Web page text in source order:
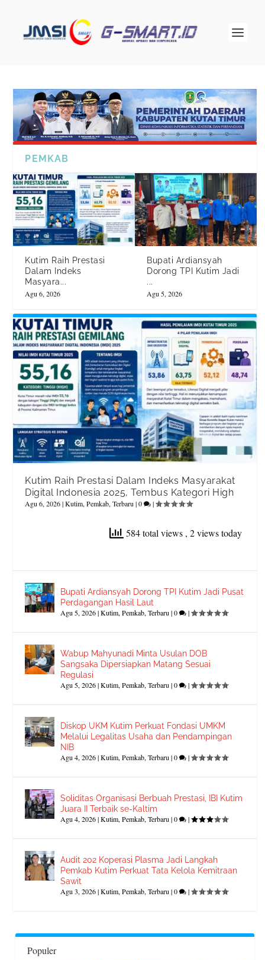
PEMKAB
Kutim Raih Prestasi
Dalam Indeks
Masyara...
Agu 6, 2026
Bupati Ardiansyah
Dorong TPI Kutim Jadi
...
Agu 5, 2026
Kutim Raih Prestasi Dalam Indeks Masyarakat
Digital Indonesia 2025, Tembus Kategori High
Agu 6, 2026|Kutim,Pemkab,Terbaru |0 |
584 total views , 2 views today
Bupati Ardiansyah Dorong TPI Kutim Jadi Pusat
Perdagangan Hasil Laut
Agu 5, 2026|Kutim,Pemkab,Terbaru |0 |
Wabup Mahyunadi Minta Usulan DOB
Sangsaka Dipersiapkan Matang Sesuai
Regulasi
Agu 5, 2026|Kutim,Pemkab,Terbaru |0 |
Diskop UKM Kutim Perkuat Fondasi UMKM
Melalui Legalitas Usaha dan Pendampingan
NIB
Agu 4, 2026|Kutim,Pemkab,Terbaru |0 |
Soliditas Organisasi Berbuah Prestasi, IBI Kutim
Juara II Terbaik se-Kaltim
Agu 4, 2026|Kutim,Pemkab,Terbaru |0 |
Audit 202 Koperasi Plasma Jadi Langkah
Pemkab Kutim Perkuat Tata Kelola Kemitraan
Sawit
Agu 3, 2026|Kutim,Pemkab,Terbaru |0 |
Populer